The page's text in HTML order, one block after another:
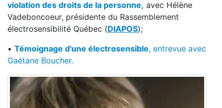
violation des droits de la personne, avec Hélène
Vadeboncoeur, présidente du Rassemblement
électrosensibilité Québec (DIAPOS);
• Témoignage d'une électrosensible, entrevue avec
Gaétane Boucher.